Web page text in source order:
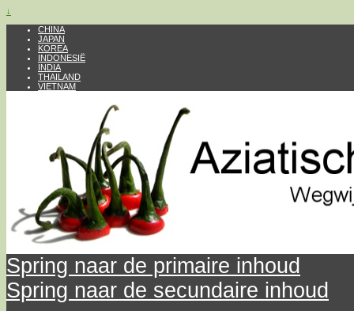
↓
CHINA
JAPAN
KOREA
INDONESIË
INDIA
THAILAND
VIETNAM
Spring naar de primaire inhoud
Spring naar de secundaire inhoud